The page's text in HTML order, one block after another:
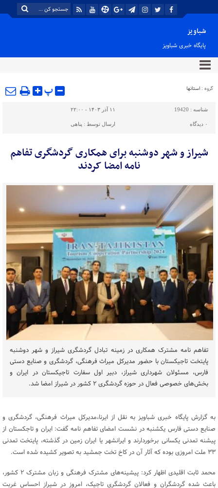
شباویز
پایگاه خبری شباویز
گروه : استانها پ
شناسه : 19420 ۱۱ آذر ۱۴۰۳ - ۲۲:۰۰
۰ دیدگاه ارسال توسط : پناهی
شیراز و شهر دوشنبه برای همکاری گردشگری تفاهم
نامه امضا کردند
تفاهم نامه مشترک همکاری در زمینه تبادل گردشگری شیراز و شهر دوشنبه
پایتخت تاجیکستان با حضور مدیرکل میراث فرهنگی، گردشگری و صنایع دستی
فارس، مسئولان شهرداری شیراز، دبیر اول سفارت تاجیکستان در ایران و
بخش‌های خصوصی فعال در حوزه گردشگری ۲ کشور در شیراز امضا شد.
به گزارش پایگاه خبری شباویز به نقل از ایرنا،مدیرکل میراث فرهنگی، گردشگری و
صنایع دستی فارس یکشنبه در نشست امضای تفاهم نامه گفت: ایران و تاجکستان از
پیشنه تمدنی یکسانی برخوردارند و ایرانشهر یا ایران زمین در گذشته، پایتخت تمدنی
۳۳ ملت امروزی بوده که آثار آن در کاخ تخت جمشید به تصویر کشیده شده است.
محمد ثابت اقلیدی اظهار کرد: پیشینه‌های مشترک فرهنگی و زبان مشترک ۲ کشور،
باعث شده گردشگران و فعالان گردشگری تاجیک، امروز در شیراز احساس غربت